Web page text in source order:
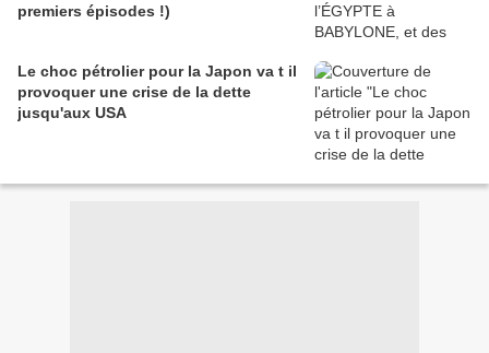
premiers épisodes !)
Le choc pétrolier pour la Japon va t il
provoquer une crise de la dette
jusqu'aux USA